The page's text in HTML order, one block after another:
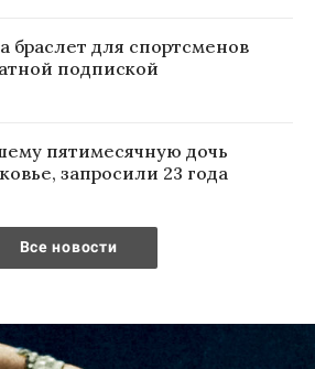
браслет для спортсменов
подпиской
пятимесячную дочь
запросили 23 года
Все новости